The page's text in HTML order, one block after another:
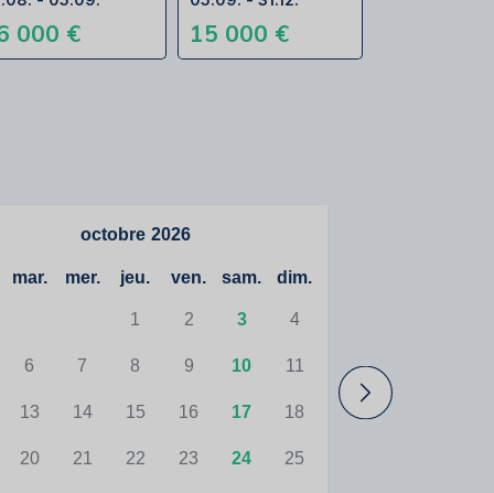
000 € 15 000 €
octobre 2026
mar. mer. jeu. ven. sam. dim.
1 2 3 4
6 7 8 9 10 11
13 14 15 16 17 18
20 21 22 23 24 25